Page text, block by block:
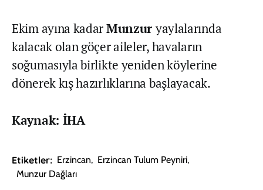
Ekim ayına kadarMunzuryaylalarında
kalacak olan göçer aileler, havaların
soğumasıyla birlikte yeniden köylerine
dönerek kış hazırlıklarına başlayacak.
Kaynak: İHA
Etiketler: Erzincan, Erzincan Tulum Peyniri,
Munzur Dağları